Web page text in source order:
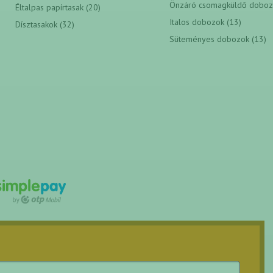
Éltalpas papírtasak (20)
Dísztasakok (32)
Önzáró csomagküldő
Italos dobozok (13)
Süteményes dobozok (13)